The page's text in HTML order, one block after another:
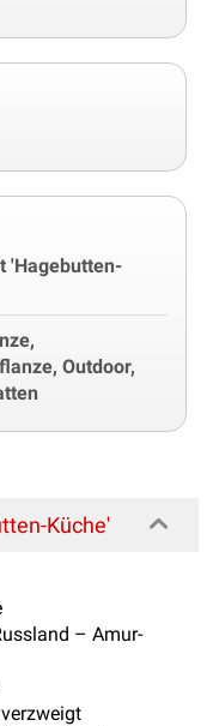
'Hagebutten-
Outdoor,
Küche'
– Amur-